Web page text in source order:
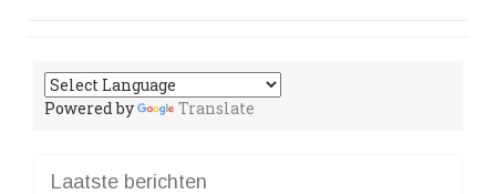
Powered by Translate
Laatste berichten